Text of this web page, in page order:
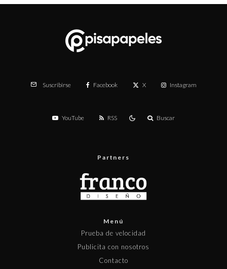
Suscribirse Facebook X Instagram
YouTube RSS Buscar
Partners
Menú
Prueba de velocidad
Publicita con nosotros
Contacto